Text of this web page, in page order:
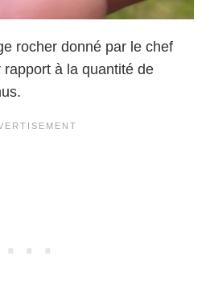
rocher donné par le chef
à la quantité de